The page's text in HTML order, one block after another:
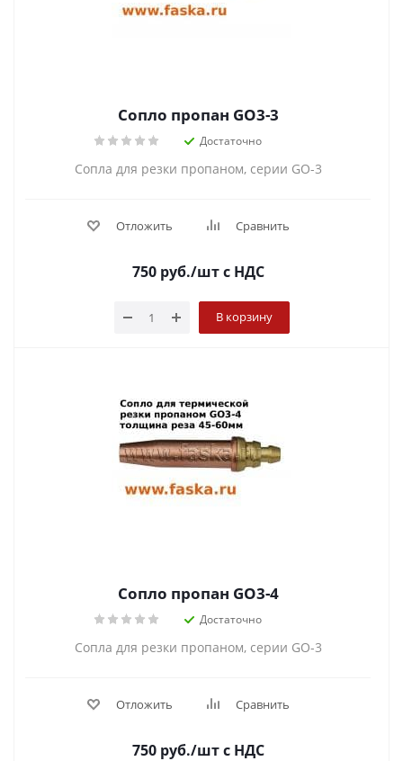
Сопло пропан GO3-3
Достаточно
Сопла для резки пропаном, серии GO-3
Отложить Сравнить
750 руб./штс НДС
В корзину
Сопло пропан GO3-4
Достаточно
Сопла для резки пропаном, серии GO-3
Отложить Сравнить
750 руб./штс НДС